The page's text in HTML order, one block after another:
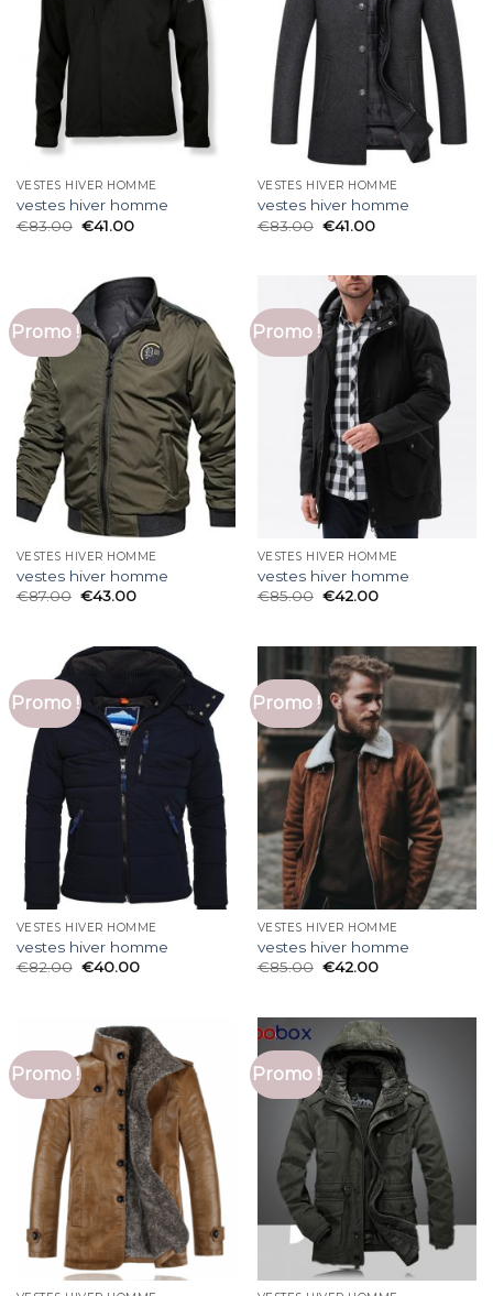
VESTES HIVER HOMME
vestes hiver homme
€83.00 €41.00
VESTES HIVER HOMME
vestes hiver homme
€83.00 €41.00
Promo !
VESTES HIVER HOMME
vestes hiver homme
€87.00 €43.00
Promo !
VESTES HIVER HOMME
vestes hiver homme
€85.00 €42.00
Promo !
VESTES HIVER HOMME
vestes hiver homme
€82.00 €40.00
Promo !
VESTES HIVER HOMME
vestes hiver homme
€85.00 €42.00
Promo ! Promo !